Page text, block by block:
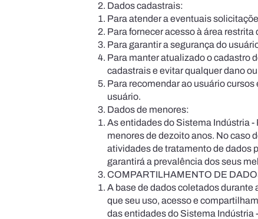
Dados cadastrais:
Para atender a eventuais
Para fornecer acesso à área
Para garantir a segurança do
Para manter atualizado o cadastro
cadastrais e evitar qualquer dano
Para recomendar ao usuário
usuário.
Dados de menores:
As entidades do Sistema Indústria
menores de dezoito anos. No caso
atividades de tratamento de dados
garantirá a prevalência dos seus
COMPARTILHAMENTO DE
A base de dados coletados
que seu uso, acesso e
das entidades do Sistema Indústria